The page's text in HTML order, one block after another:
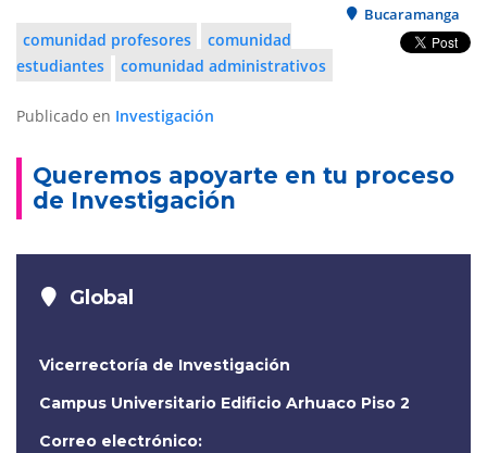
Bucaramanga
comunidad profesores
comunidad
estudiantes
comunidad administrativos
Publicado en Investigación
Queremos apoyarte en tu proceso
de Investigación
Global
Vicerrectoría de Investigación
Campus Universitario Edificio Arhuaco Piso 2
Correo electrónico: